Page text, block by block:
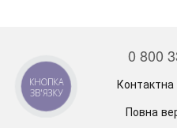
0 800
Контактна
Повна
КНОПКА
ЗВ'ЯЗКУ